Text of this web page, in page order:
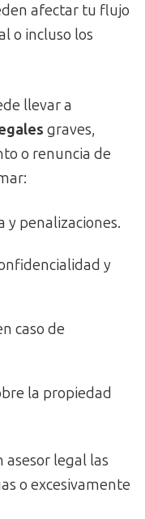
afectar tu flujo
o incluso los
llevar a
graves,
o renuncia de
y penalizaciones.
y
caso de
la propiedad
asesor legal las
o excesivamente